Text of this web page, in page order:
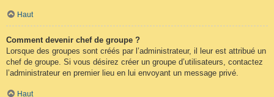
Haut
Comment devenir chef de groupe ?
Lorsque des groupes sont créés par l’administrateur, il leur est attribué un
chef de groupe. Si vous désirez créer un groupe d’utilisateurs, contactez
l’administrateur en premier lieu en lui envoyant un message privé.
Haut